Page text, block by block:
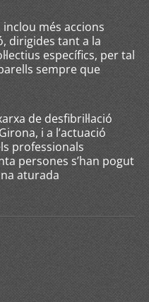
més accions
dirigides tant a la
específics, per tal
sempre que
de desfibril·lació
i a l’actuació
professionals
persones s’han pogut
aturada